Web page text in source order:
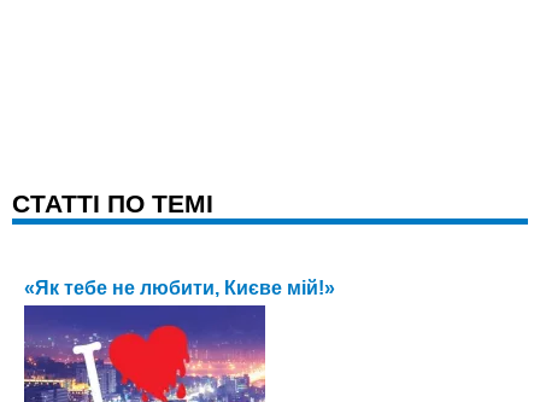
CТАТТІ ПО ТЕМІ
«Як тебе не любити, Києве мій!»